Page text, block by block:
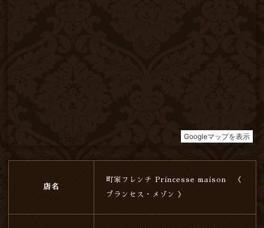
店名
町家フレンチ Princesse maison 〈
プランセス・メゾン 〉